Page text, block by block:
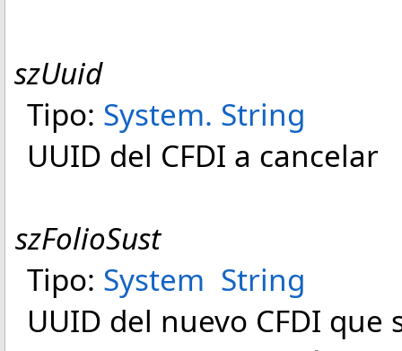
szUuid
Tipo: System. String
UUID del CFDI a cancelar
szFolioSust
Tipo: System String
UUID del nuevo CFDI